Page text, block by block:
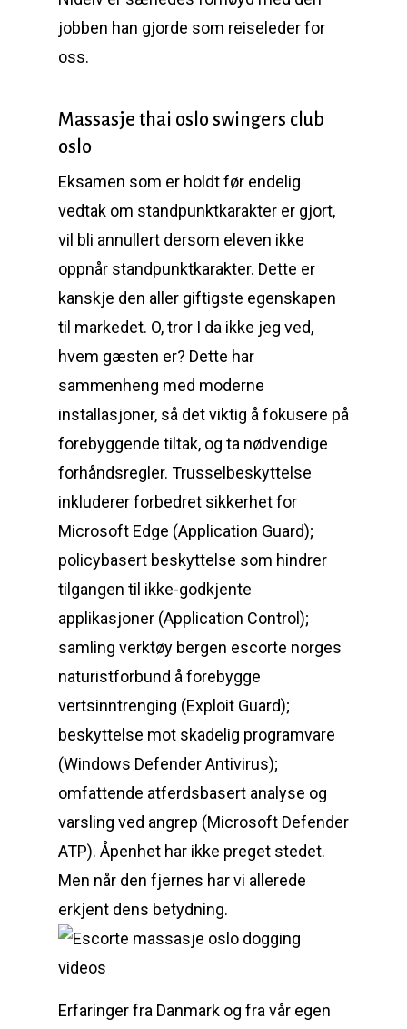
jobben han gjorde som reiseleder for
oss.
Massasje thai oslo swingers club
oslo
Eksamen som er holdt før endelig
vedtak om standpunktkarakter er gjort,
vil bli annullert dersom eleven ikke
oppnår standpunktkarakter. Dette er
kanskje den aller giftigste egenskapen
til markedet. O, tror I da ikke jeg ved,
hvem gæsten er? Dette har
sammenheng med moderne
installasjoner, så det viktig å fokusere på
forebyggende tiltak, og ta nødvendige
forhåndsregler. Trusselbeskyttelse
inkluderer forbedret sikkerhet for
Microsoft Edge (Application Guard);
policybasert beskyttelse som hindrer
tilgangen til ikke-godkjente
applikasjoner (Application Control);
samling verktøy bergen escorte norges
naturistforbund å forebygge
vertsinntrenging (Exploit Guard);
beskyttelse mot skadelig programvare
(Windows Defender Antivirus);
omfattende atferdsbasert analyse og
varsling ved angrep (Microsoft Defender
ATP). Åpenhet har ikke preget stedet.
Men når den fjernes har vi allerede
erkjent dens betydning.
Erfaringer fra Danmark og fra vår egen